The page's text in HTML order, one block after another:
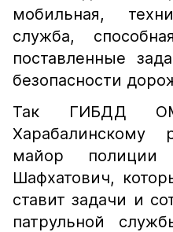
мобильная,
служба,
поставленные
безопасности
Так ГИБДД
Харабалинскому
майор полиции
Шафхатович,
ставит задачи и
патрульной